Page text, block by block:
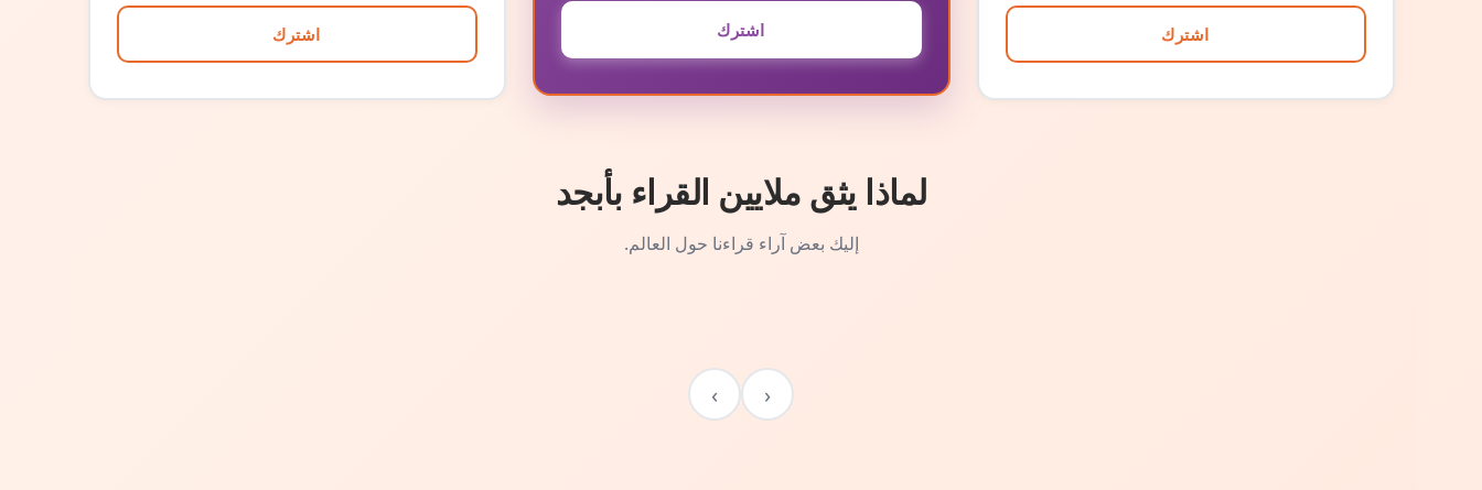
اشترك اشترك اشترك
لماذا يثق ملايين القراء بأبجد
إليك بعض آراء قراءنا حول العالم.
‹
›